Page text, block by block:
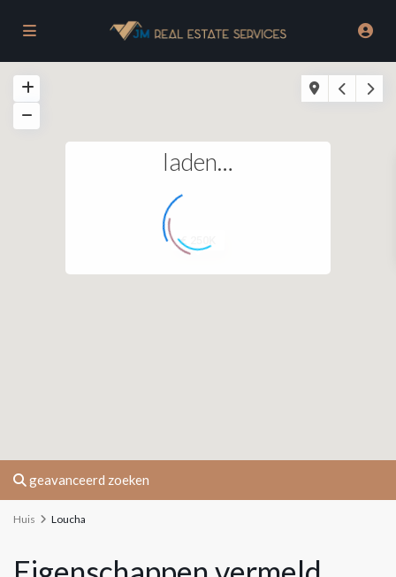
€ 250K
laden…
geavanceerd zoeken
Huis Loucha